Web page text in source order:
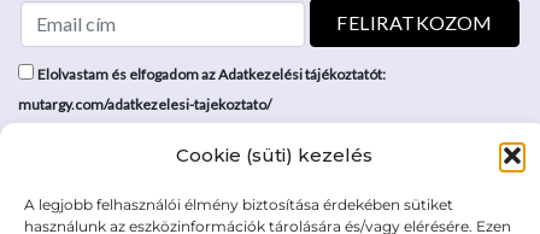
Cookie (süti) kezelés
A legjobb felhasználói élmény biztosítása érdekében sütiket
használunk az eszközinformációk tárolására és/vagy elérésére. Ezen
Elolvastam és elfogadom az Adatkezelési tájékoztatót:
mutargy.com/adatkezelesi-tajekoztato/
Médiaajánlat
Karrier
Áraink
ÁSZF
Adatvédelem